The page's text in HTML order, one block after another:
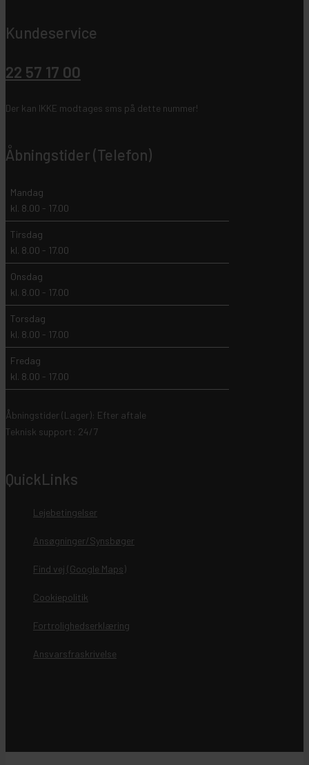
Kundeservice
22 57 17 00
Der kan IKKE modtages sms på dette nummer!
Åbningstider (Telefon)
Mandag
kl. 8.00 - 17.00
Tirsdag
kl. 8.00 - 17.00
Onsdag
kl. 8.00 - 17.00
Torsdag
kl. 8.00 - 17.00
Fredag
kl. 8.00 - 17.00
Åbningstider (Lager): Efter aftale
Teknisk support: 24/7
QuickLinks
Lejebetingelser
Ansøgninger/Synsbøger
Find vej (Google Maps)
Cookiepolitik
Fortrolighedserklæring
Ansvarsfraskrivelse